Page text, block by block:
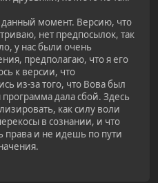
момент. Версию, что
нет предпосылок, так
у нас были очень
предполагаю, что я его
к версии, что
из-за того, что Вова был
дала сбой. Здесь
как силу воли
в сознании, и что
права и не идешь по пути